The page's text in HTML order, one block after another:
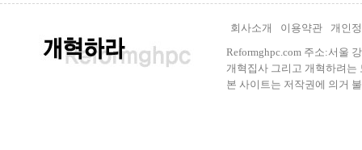
회사소개 이용약관
개인
Reformghpc.com 주소:서울
개혁집사 그리고 개혁하려는
본 사이트는 저작권에 의거